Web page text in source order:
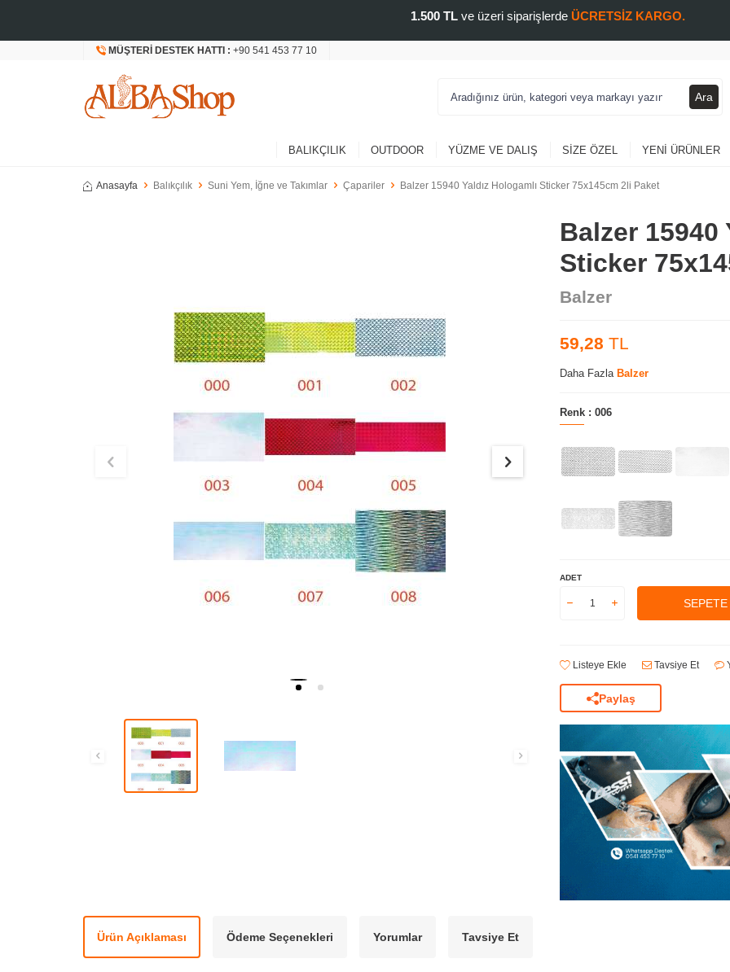
1.500 TLve üzeri siparişlerde ÜCRETSİZ KARGO.
MÜŞTERI DESTEK HATTI : +90 541 453 77 10
Ara
BALIKÇILIK OUTDOOR YÜZME VE DALIŞ SIZE ÖZEL YENI ÜRÜNLER
Anasayfa Balıkçılık Suni Yem, İğne ve Takımlar Çapariler Balzer 15940 Yaldız Hologamlı Sticker 75x145cm 2li Paket
Balzer 15940
Sticker
Balzer
59,28 TL
Daha Fazla Balzer
Renk : 006
ADET
Listeye Ekle Tavsiye Et
Paylaş
Ürün Açıklaması Ödeme Seçenekleri Yorumlar Tavsiye Et